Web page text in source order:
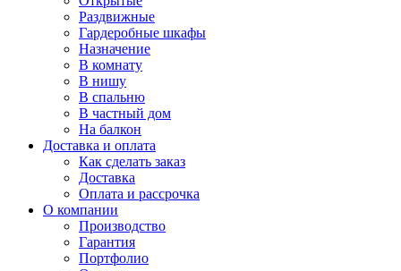
Раздвижные
Гардеробные шкафы
Назначение
В комнату
В нишу
В спальню
В частный дом
На балкон
Доставка и оплата
Как сделать заказ
Доставка
Оплата и рассрочка
О компании
Производство
Гарантия
Портфолио